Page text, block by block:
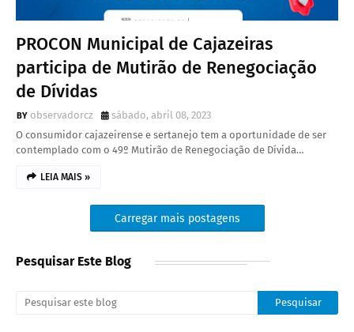
PROCON Municipal de Cajazeiras
participa de Mutirão de Renegociação
de Dívidas
observadorcz
sábado, abril 08, 2023
O consumidor cajazeirense e sertanejo tem a oportunidade de ser
contemplado com o 49º Mutirão de Renegociação de Dívida…
LEIA MAIS »
Carregar mais postagens
Pesquisar Este Blog